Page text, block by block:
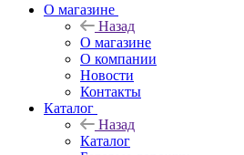
О магазине
Назад
О магазине
О компании
Новости
Контакты
Каталог
Назад
Каталог